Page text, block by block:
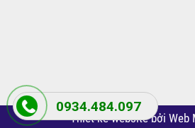
Thiết kế website bởi Web
0934.484.097